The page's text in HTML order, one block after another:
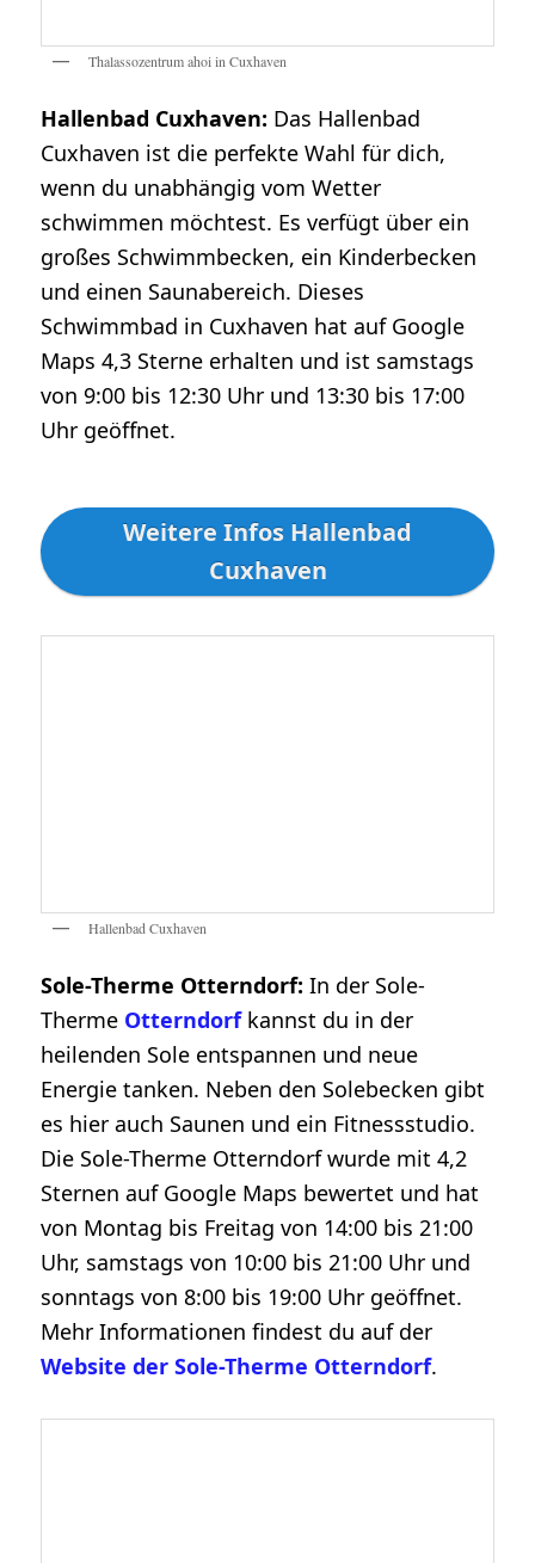
Thalassozentrum ahoi in Cuxhaven
Hallenbad Cuxhaven: Das Hallenbad
Cuxhaven ist die perfekte Wahl für dich,
wenn du unabhängig vom Wetter
schwimmen möchtest. Es verfügt über ein
großes Schwimmbecken, ein Kinderbecken
und einen Saunabereich. Dieses
Schwimmbad in Cuxhaven hat auf Google
Maps 4,3 Sterne erhalten und ist samstags
von 9:00 bis 12:30 Uhr und 13:30 bis 17:00
Uhr geöffnet.
Weitere Infos Hallenbad
Cuxhaven
Hallenbad Cuxhaven
Sole-Therme Otterndorf: In der Sole-
Therme Otterndorfkannst du in der
heilenden Sole entspannen und neue
Energie tanken. Neben den Solebecken gibt
es hier auch Saunen und ein Fitnessstudio.
Die Sole-Therme Otterndorf wurde mit 4,2
Sternen auf Google Maps bewertet und hat
von Montag bis Freitag von 14:00 bis 21:00
Uhr, samstags von 10:00 bis 21:00 Uhr und
sonntags von 8:00 bis 19:00 Uhr geöffnet.
Mehr Informationen findest du auf der
Website der Sole-Therme Otterndorf.